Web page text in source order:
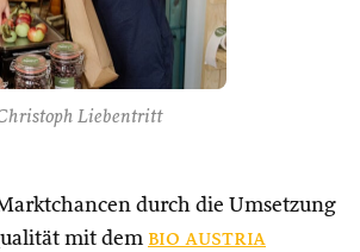
Liebentritt
durch die Umsetzung
mit dem bio austria